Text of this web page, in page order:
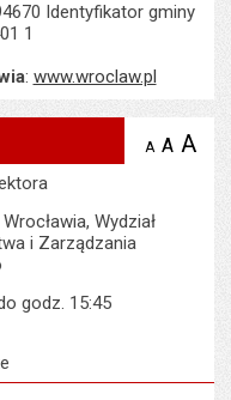
Identyfikator gminy
1
: www.wroclaw.pl
A zmniejsz
A A
Wydział
i Zarządzania
godz. 15:45